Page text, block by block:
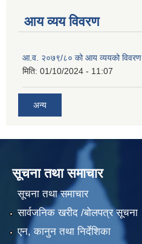
आय व्यय विवरण
आ.व. २०७९/८० को आय व्ययको विवरण
मिति: 01/10/2024 - 11:07
अन्य
सूचना तथा समाचार
सूचना तथा समाचार
सार्वजनिक खरीद /बोलपत्र सूचना
एन, कानुन तथा निर्देशिका